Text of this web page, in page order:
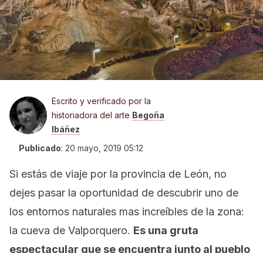
Escrito y verificado por la
historiadora del arte Begoña
Ibáñez
Publicado: 20 mayo, 2019 05:12
Si estás de viaje por la provincia de León, no
dejes pasar la oportunidad de descubrir uno de
los entornos naturales mas increíbles de la zona:
la cueva de Valporquero. Es una gruta
espectacular que se encuentra junto al pueblo